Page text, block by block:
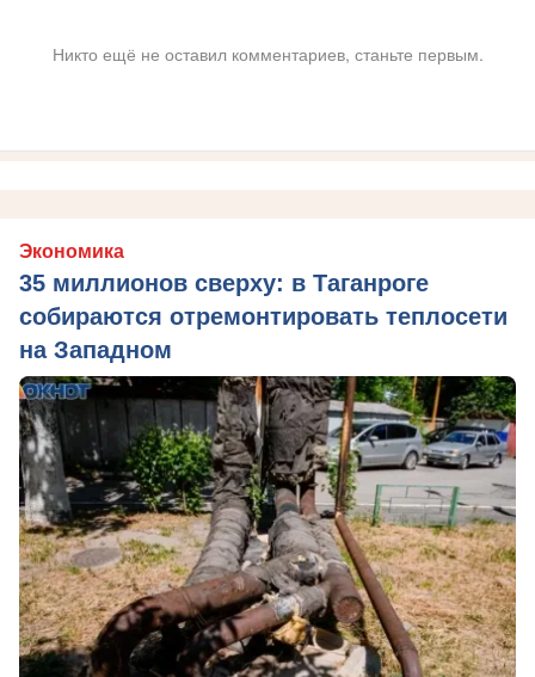
Никто ещё не оставил комментариев, станьте первым.
Экономика
35 миллионов сверху: в Таганроге
собираются отремонтировать теплосети
на Западном